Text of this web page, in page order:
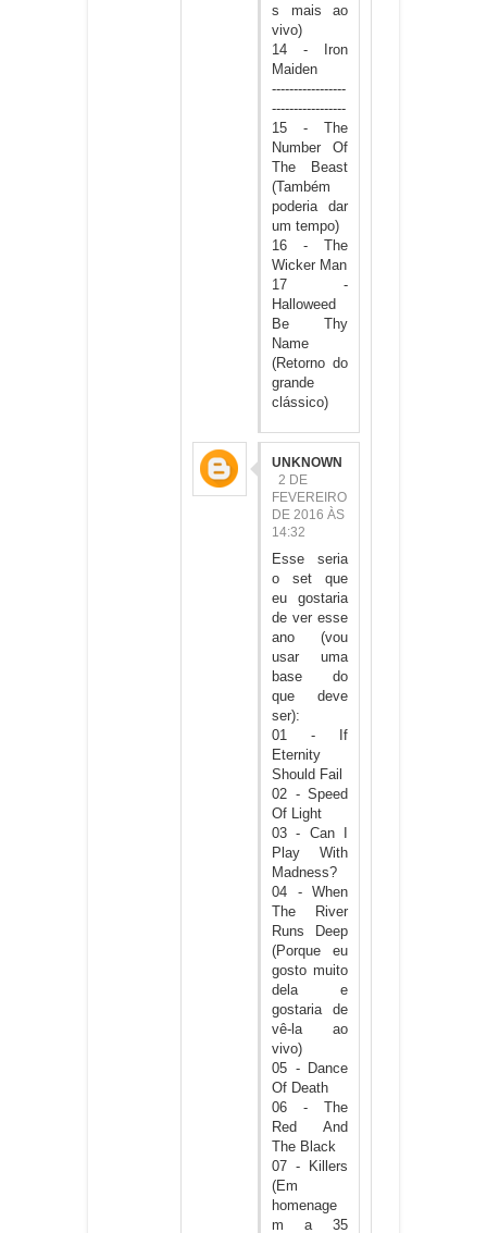
s mais ao
vivo)
14 - Iron
Maiden
-----------------
-----------------
15 - The
Number Of
The Beast
(Também
poderia dar
um tempo)
16 - The
Wicker Man
17 -
Halloweed
Be Thy
Name
(Retorno do
grande
clássico)
UNKNOWN
2 DE
FEVEREIRO
DE 2016 ÀS
14:32
Esse seria
o set que
eu gostaria
de ver esse
ano (vou
usar uma
base do
que deve
ser):
01 - If
Eternity
Should Fail
02 - Speed
Of Light
03 - Can I
Play With
Madness?
04 - When
The River
Runs Deep
(Porque eu
gosto muito
dela e
gostaria de
vê-la ao
vivo)
05 - Dance
Of Death
06 - The
Red And
The Black
07 - Killers
(Em
homenage
m a 35